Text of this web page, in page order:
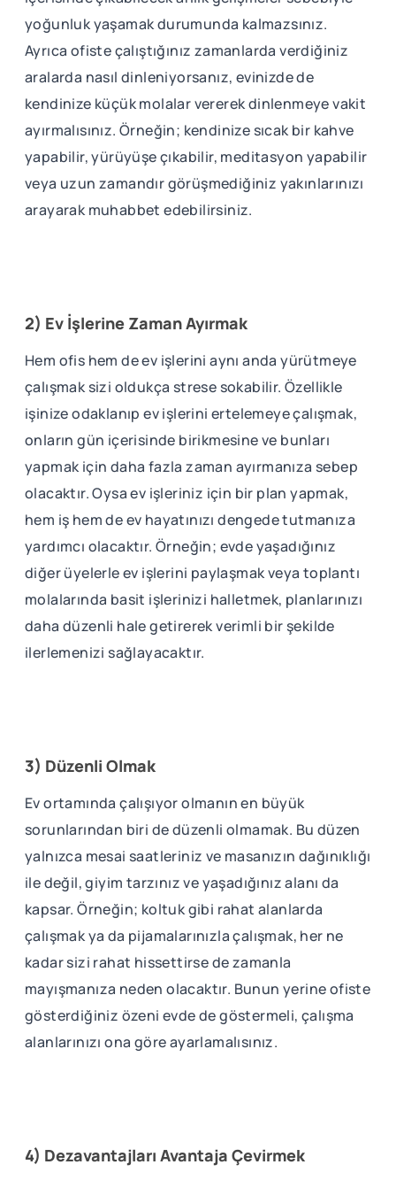
yoğunluk yaşamak durumunda kalmazsınız.
Ayrıca ofiste çalıştığınız zamanlarda verdiğiniz
aralarda nasıl dinleniyorsanız, evinizde de
kendinize küçük molalar vererek dinlenmeye vakit
ayırmalısınız. Örneğin; kendinize sıcak bir kahve
yapabilir, yürüyüşe çıkabilir, meditasyon yapabilir
veya uzun zamandır görüşmediğiniz yakınlarınızı
arayarak muhabbet edebilirsiniz.
2) Ev İşlerine Zaman Ayırmak
Hem ofis hem de ev işlerini aynı anda yürütmeye
çalışmak sizi oldukça strese sokabilir. Özellikle
işinize odaklanıp ev işlerini ertelemeye çalışmak,
onların gün içerisinde birikmesine ve bunları
yapmak için daha fazla zaman ayırmanıza sebep
olacaktır. Oysa ev işleriniz için bir plan yapmak,
hem iş hem de ev hayatınızı dengede tutmanıza
yardımcı olacaktır. Örneğin; evde yaşadığınız
diğer üyelerle ev işlerini paylaşmak veya toplantı
molalarında basit işlerinizi halletmek, planlarınızı
daha düzenli hale getirerek verimli bir şekilde
ilerlemenizi sağlayacaktır.
3) Düzenli Olmak
Ev ortamında çalışıyor olmanın en büyük
sorunlarından biri de düzenli olmamak. Bu düzen
yalnızca mesai saatleriniz ve masanızın dağınıklığı
ile değil, giyim tarzınız ve yaşadığınız alanı da
kapsar. Örneğin; koltuk gibi rahat alanlarda
çalışmak ya da pijamalarınızla çalışmak, her ne
kadar sizi rahat hissettirse de zamanla
mayışmanıza neden olacaktır. Bunun yerine ofiste
gösterdiğiniz özeni evde de göstermeli, çalışma
alanlarınızı ona göre ayarlamalısınız.
4) Dezavantajları Avantaja Çevirmek